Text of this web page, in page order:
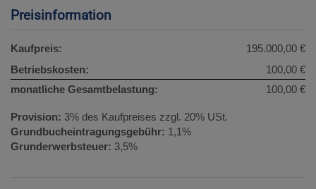
Preisinformation
Kaufpreis:
195.000,00 €
Betriebskosten:
100,00 €
monatliche Gesamtbelastung:
100,00 €
Provision: 3% des Kaufpreises zzgl. 20% USt.
Grundbucheintragungsgebühr: 1,1%
Grunderwerbsteuer: 3,5%